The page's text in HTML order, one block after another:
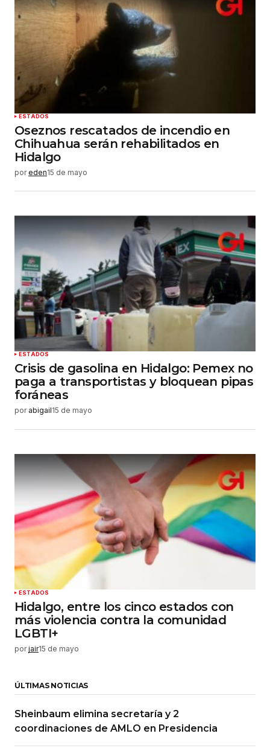
ESTADOS
Oseznos rescatados de incendio en
Chihuahua serán rehabilitados en
Hidalgo
por eden15 de mayo
ESTADOS
Crisis de gasolina en Hidalgo: Pemex no
paga a transportistas y bloquean pipas
foráneas
por abigail15 de mayo
ESTADOS
Hidalgo, entre los cinco estados con
más violencia contra la comunidad
LGBTI+
por jair15 de mayo
ÚLTIMAS NOTICIAS
Sheinbaum elimina secretaría y 2
coordinaciones de AMLO en Presidencia